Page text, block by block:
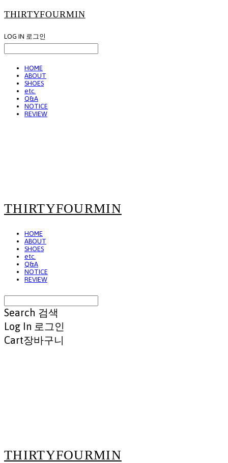
THIRTYFOURMIN
LOG IN 로그인
HOME
ABOUT
SHOES
etc.
Q&A
NOTICE
REVIEW
THIRTYFOURMIN
HOME
ABOUT
SHOES
etc.
Q&A
NOTICE
REVIEW
Search 검색
Log In 로그인
Cart장바구니
THIRTYFOURMIN